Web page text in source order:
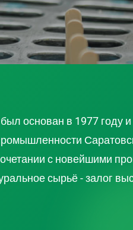
основан в 1977 году
с новейшими
сырьё - залог